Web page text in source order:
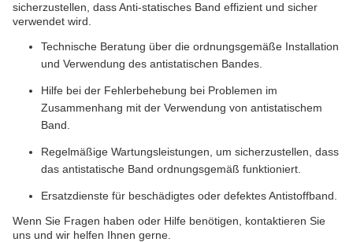
sicherzustellen, dass Anti-statisches Band effizient und sicher
verwendet wird.
Technische Beratung über die ordnungsgemäße Installation
und Verwendung des antistatischen Bandes.
Hilfe bei der Fehlerbehebung bei Problemen im
Zusammenhang mit der Verwendung von antistatischem
Band.
Regelmäßige Wartungsleistungen, um sicherzustellen, dass
das antistatische Band ordnungsgemäß funktioniert.
Ersatzdienste für beschädigtes oder defektes Antistoffband.
Wenn Sie Fragen haben oder Hilfe benötigen, kontaktieren Sie
uns und wir helfen Ihnen gerne.